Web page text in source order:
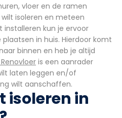
vloer en de ramen
isoleren en meteen
installeren kun je ervoor
plaatsen in huis. Hierdoor komt
binnen en heb je altijd
is een aanrader
laten leggen en/of
wilt aanschaffen.
isoleren in